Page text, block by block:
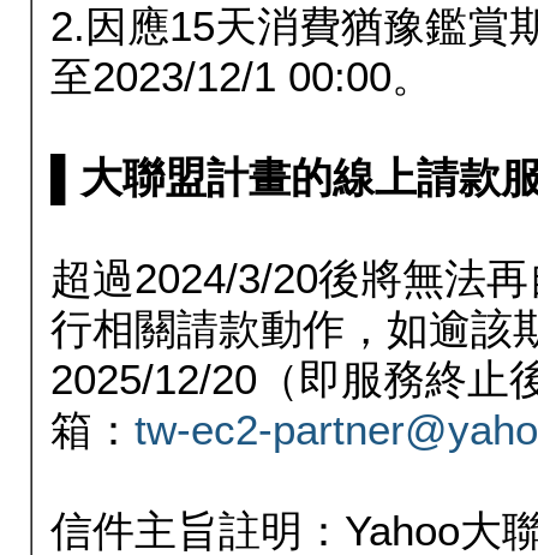
2.因應15天消費猶豫鑑賞
至2023/12/1 00:00。
▌大聯盟計畫的線上請款
超過2024/3/20後將無法
行相關請款動作，如逾該
2025/12/20（即服務終止
箱： tw-ec2-
信件主旨註明：Yahoo大